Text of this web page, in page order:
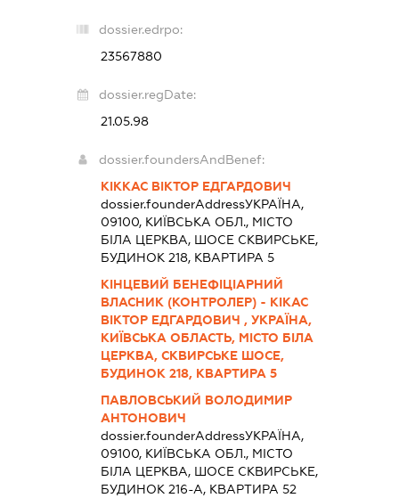
dossier.edrpo:
23567880
dossier.regDate:
21.05.98
dossier.foundersAndBenef:
КІККАС ВІКТОР ЕДГАРДОВИЧ
dossier.founderAddressУКРАЇНА,
09100, КИЇВСЬКА ОБЛ., МІСТО
БІЛА ЦЕРКВА, ШОСЕ СКВИРСЬКЕ,
БУДИНОК 218, КВАРТИРА 5
КІНЦЕВИЙ БЕНЕФІЦІАРНИЙ
ВЛАСНИК (КОНТРОЛЕР) - КІКАС
ВІКТОР ЕДГАРДОВИЧ , УКРАЇНА,
КИЇВСЬКА ОБЛАСТЬ, МІСТО БІЛА
ЦЕРКВА, СКВИРСЬКЕ ШОСЕ,
БУДИНОК 218, КВАРТИРА 5
ПАВЛОВСЬКИЙ ВОЛОДИМИР
АНТОНОВИЧ
dossier.founderAddressУКРАЇНА,
09100, КИЇВСЬКА ОБЛ., МІСТО
БІЛА ЦЕРКВА, ШОСЕ СКВИРСЬКЕ,
БУДИНОК 216-А, КВАРТИРА 52